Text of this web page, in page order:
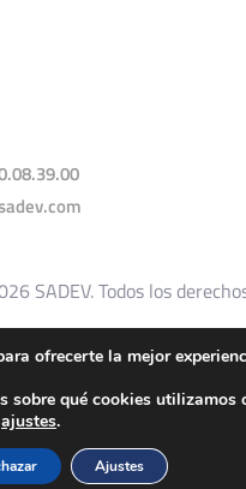
SADEV. Todos los
de uso del sitio Política de
ofrecerte la mejor
sobre qué cookies utilizamos
ajustes.
Ajustes